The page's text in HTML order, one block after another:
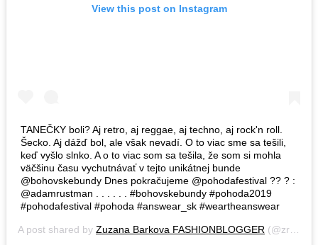
View this post on Instagram
TANEČKY boli? Aj retro, aj reggae, aj techno, aj rock'n roll.
Šecko. Aj dážď bol, ale však nevadí. O to viac sme sa tešili,
keď vyšlo slnko. A o to viac som sa tešila, že som si mohla
väčšinu času vychutnávať v tejto unikátnej bunde
@bohovskebundy Dnes pokračujeme @pohodafestival ?? ? :
@adamrustman . . . . . . #bohovskebundy #pohoda2019
#pohodafestival #pohoda #answear_sk #weartheanswear
A post shared by Zuzana Barkova FASHIONBLOGGER (@zrzkastyle) on